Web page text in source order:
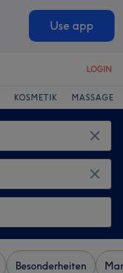
Use app
LOGIN
KOSMETIK MASSAGE
Besonderheiten